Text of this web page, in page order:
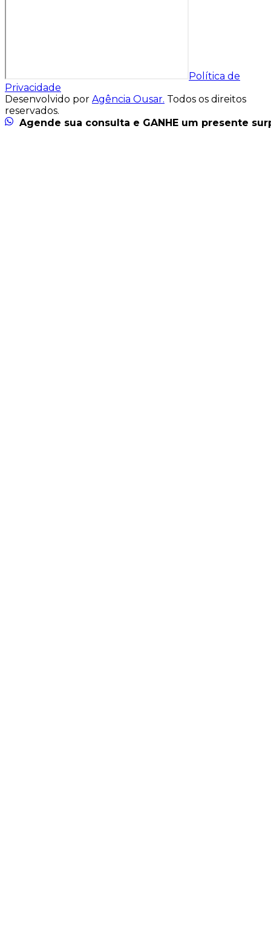
Política de
Privacidade
Desenvolvido por Agência Ousar. Todos os direitos
reservados.
Agende sua consulta e GANHE um presente